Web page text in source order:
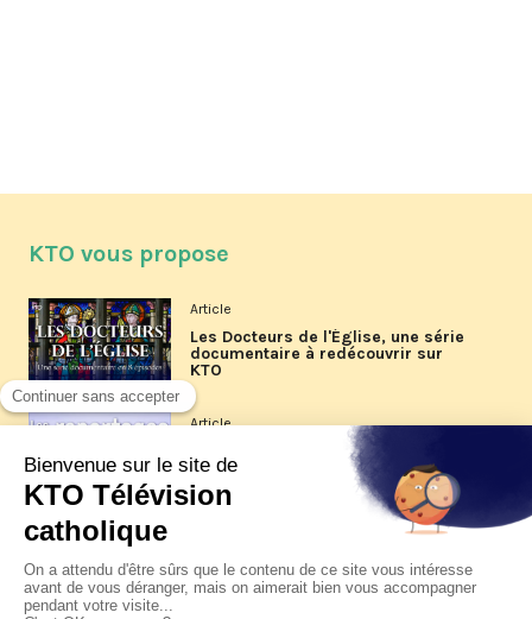
KTO vous propose
Article
Les Docteurs de l'Église, une série
documentaire à redécouvrir sur
KTO
Article
Les reportages d'été 2026 de KTO
La visite pastorale du pape Léon
XIV à Assise à suivre sur KTO le
jeudi 6 août